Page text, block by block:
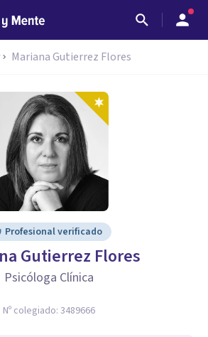
Mariana Gutierrez Flores
Profesional verificado
Gutierrez Flores
Psicóloga Clínica
Nº colegiado: 3489666